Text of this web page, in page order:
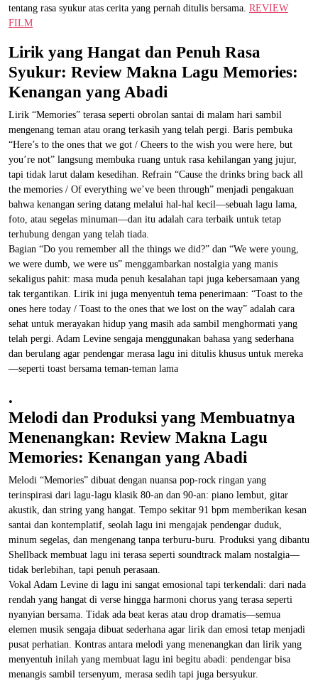
tentang rasa syukur atas cerita yang pernah ditulis bersama. REVIEW
FILM
Lirik yang Hangat dan Penuh Rasa
Syukur: Review Makna Lagu Memories:
Kenangan yang Abadi
Lirik “Memories” terasa seperti obrolan santai di malam hari sambil
mengenang teman atau orang terkasih yang telah pergi. Baris pembuka
“Here’s to the ones that we got / Cheers to the wish you were here, but
you’re not” langsung membuka ruang untuk rasa kehilangan yang jujur,
tapi tidak larut dalam kesedihan. Refrain “Cause the drinks bring back all
the memories / Of everything we’ve been through” menjadi pengakuan
bahwa kenangan sering datang melalui hal-hal kecil—sebuah lagu lama,
foto, atau segelas minuman—dan itu adalah cara terbaik untuk tetap
terhubung dengan yang telah tiada.
Bagian “Do you remember all the things we did?” dan “We were young,
we were dumb, we were us” menggambarkan nostalgia yang manis
sekaligus pahit: masa muda penuh kesalahan tapi juga kebersamaan yang
tak tergantikan. Lirik ini juga menyentuh tema penerimaan: “Toast to the
ones here today / Toast to the ones that we lost on the way” adalah cara
sehat untuk merayakan hidup yang masih ada sambil menghormati yang
telah pergi. Adam Levine sengaja menggunakan bahasa yang sederhana
dan berulang agar pendengar merasa lagu ini ditulis khusus untuk mereka
—seperti toast bersama teman-teman lama
.
Melodi dan Produksi yang Membuatnya
Menenangkan: Review Makna Lagu
Memories: Kenangan yang Abadi
Melodi “Memories” dibuat dengan nuansa pop-rock ringan yang
terinspirasi dari lagu-lagu klasik 80-an dan 90-an: piano lembut, gitar
akustik, dan string yang hangat. Tempo sekitar 91 bpm memberikan kesan
santai dan kontemplatif, seolah lagu ini mengajak pendengar duduk,
minum segelas, dan mengenang tanpa terburu-buru. Produksi yang dibantu
Shellback membuat lagu ini terasa seperti soundtrack malam nostalgia—
tidak berlebihan, tapi penuh perasaan.
Vokal Adam Levine di lagu ini sangat emosional tapi terkendali: dari nada
rendah yang hangat di verse hingga harmoni chorus yang terasa seperti
nyanyian bersama. Tidak ada beat keras atau drop dramatis—semua
elemen musik sengaja dibuat sederhana agar lirik dan emosi tetap menjadi
pusat perhatian. Kontras antara melodi yang menenangkan dan lirik yang
menyentuh inilah yang membuat lagu ini begitu abadi: pendengar bisa
menangis sambil tersenyum, merasa sedih tapi juga bersyukur.